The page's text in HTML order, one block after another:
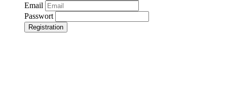
Email
Passwort
Registration